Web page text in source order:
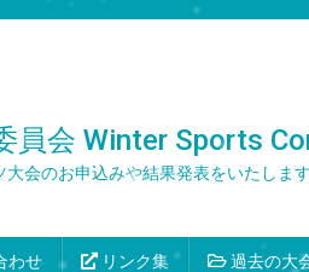
員会 Winter Sports
会のお申込みや結果発表をいたします
わせ リンク集 過去の大